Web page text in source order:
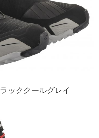
ッククールグレイ